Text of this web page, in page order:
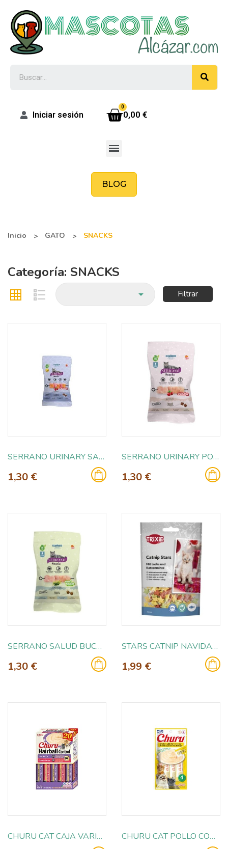
Iniciar sesión 0,00 €
BLOG
Inicio GATO SNACKS
Categoría: SNACKS
 Filtrar
SERRANO URINARY SALMON Y ATUN 50GR
1,30 €
SERRANO URINARY POLLO 50GR
1,30 €
SERRANO SALUD BUCAL POLLO 50GR
1,30 €
STARS CATNIP NAVIDAD 50GR
1,99 €
CHURU CAT CAJA VARIEDADES HAIRBALL 20X14GR CHURU CAT POLLO CON QUESO 4X14GR